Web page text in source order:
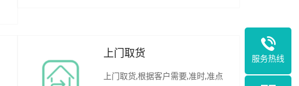
上门取货
上门取货,根据客户需要,准时,准点
服务热线